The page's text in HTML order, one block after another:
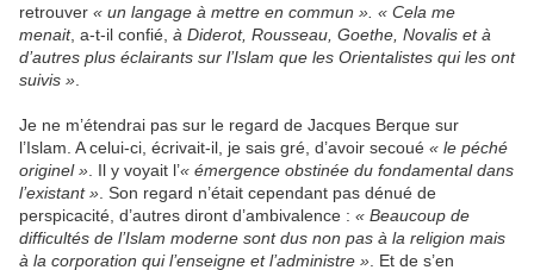
retrouver « un langage à mettre en commun ». « Cela me
menait, a-t-il confié, à Diderot, Rousseau, Goethe, Novalis et à
d’autres plus éclairants sur l’Islam que les Orientalistes qui les ont
suivis »
Je ne m’étendrai pas sur le regard de Jacques Berque sur
l’Islam. A celui-ci, écrivait-il, je sais gré, d’avoir secoué « le péché
originel » . Il y voyait l’« émergence obstinée du fondamental dans
l’existant » . Son regard n’était cependant pas dénué de
perspicacité, d’autres diront d’ambivalence : « Beaucoup de
difficultés de l’Islam moderne sont dus non pas à la religion mais
à la corporation qui l’enseigne et l’administre » . Et de s’en